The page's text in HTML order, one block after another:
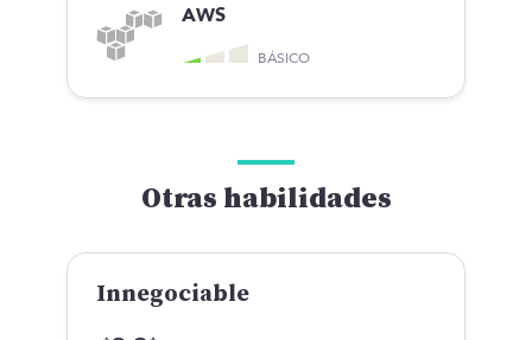
AWS
BÁSICO
Otras habilidades
Innegociable